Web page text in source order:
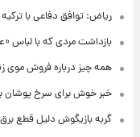
ریاض: توافق دفاعی با
بازداشت مردی که با لباس
همه چیز درباره فروش موی
خبر خوش برای سرخ پوشان
گربه بازیگوش دلیل قطع